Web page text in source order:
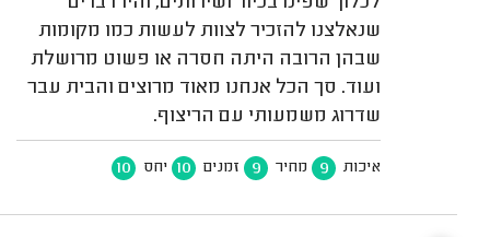
שנאלצנו להזכיר לצוות לעשות כמו מקומות
שבהן הרובה היתה חסרה או פשוט מרושלת
ועוד. סך הכל אנחנו מאוד מרוצים והבית עבר
שדרוג משמעותי עם הריצוף.
איכות 9 מחיר 9 זמנים 10 יחס 10